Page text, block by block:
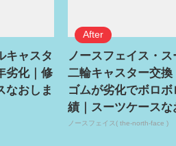
キャスタ
劣化｜修
なおしま
ノースフェイス・
二輪キャスター交換
ゴムが劣化でボロ
績｜スーツケースな
ノースフェイス( the-north-face )